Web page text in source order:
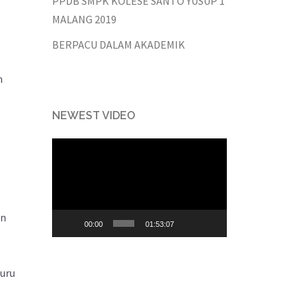
MALANG 2019
BERPACU DALAM AKADEMIK
NEWEST VIDEO
00:00 01:53:07